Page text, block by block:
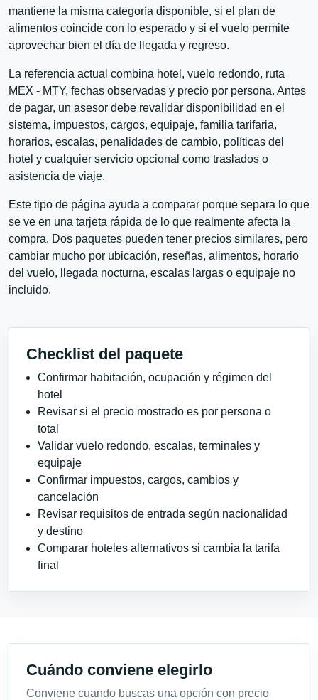
mantiene la misma categoría disponible, si el plan de
alimentos coincide con lo esperado y si el vuelo permite
aprovechar bien el día de llegada y regreso.
La referencia actual combina hotel, vuelo redondo, ruta
MEX - MTY, fechas observadas y precio por persona. Antes
de pagar, un asesor debe revalidar disponibilidad en el
sistema, impuestos, cargos, equipaje, familia tarifaria,
horarios, escalas, penalidades de cambio, políticas del
hotel y cualquier servicio opcional como traslados o
asistencia de viaje.
Este tipo de página ayuda a comparar porque separa lo que
se ve en una tarjeta rápida de lo que realmente afecta la
compra. Dos paquetes pueden tener precios similares, pero
cambiar mucho por ubicación, reseñas, alimentos, horario
del vuelo, llegada nocturna, escalas largas o equipaje no
incluido.
Checklist del paquete
Confirmar habitación, ocupación y régimen del
hotel
Revisar si el precio mostrado es por persona o
total
Validar vuelo redondo, escalas, terminales y
equipaje
Confirmar impuestos, cargos, cambios y
cancelación
Revisar requisitos de entrada según nacionalidad
y destino
Comparar hoteles alternativos si cambia la tarifa
final
Cuándo conviene elegirlo
Conviene cuando buscas una opción con precio